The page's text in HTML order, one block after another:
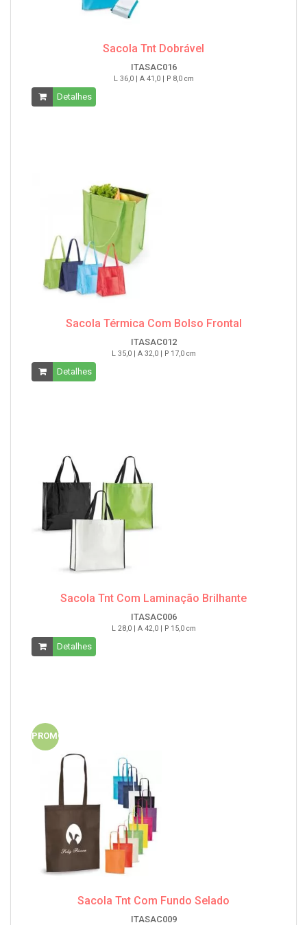
Sacola Tnt Dobrável
ITASAC016
L 36,0 | A 41,0 | P 8,0 cm
Detalhes
Sacola Térmica Com Bolso Frontal
ITASAC012
L 35,0 | A 32,0 | P 17,0 cm
Detalhes
Sacola Tnt Com Laminação Brilhante
ITASAC006
L 28,0 | A 42,0 | P 15,0 cm
Detalhes
PROMO
Sacola Tnt Com Fundo Selado
ITASAC009